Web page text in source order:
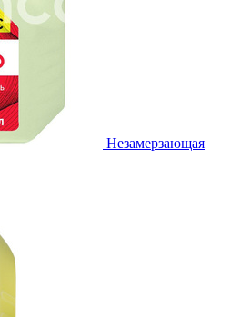
Незамерзающая